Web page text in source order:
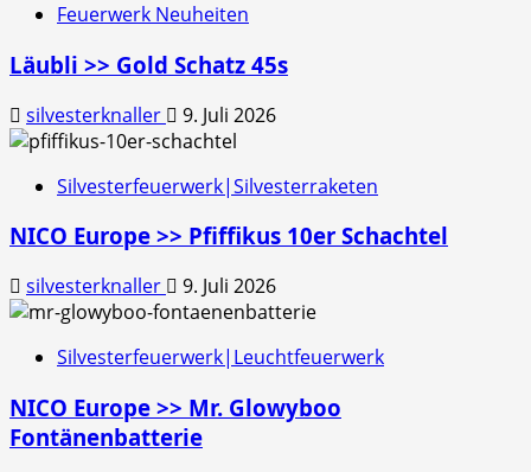
Feuerwerk Neuheiten
Läubli >> Gold Schatz 45s
silvesterknaller 9. Juli 2026
Silvesterfeuerwerk|Silvesterraketen
NICO Europe >> Pfiffikus 10er Schachtel
silvesterknaller 9. Juli 2026
Silvesterfeuerwerk|Leuchtfeuerwerk
NICO Europe >> Mr. Glowyboo
Fontänenbatterie